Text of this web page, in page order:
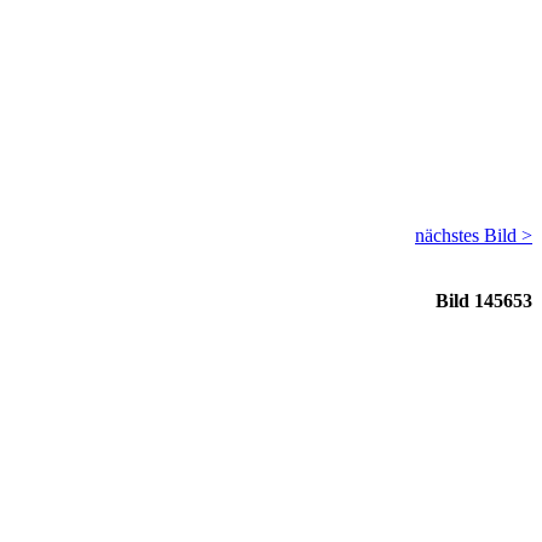
nächstes Bild >
Bild 145653